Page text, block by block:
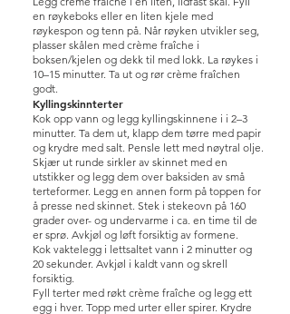
en røykeboks eller en liten kjele med
røykespon og tenn på. Når røyken utvikler seg,
plasser skålen med crème fraîche i
boksen/kjelen og dekk til med lokk. La røykes i
10–15 minutter. Ta ut og rør crème fraîchen
godt.
Kyllingskinnterter
Kok opp vann og legg kyllingskinnene i i 2–3
minutter. Ta dem ut, klapp dem tørre med papir
og krydre med salt. Pensle lett med nøytral olje.
Skjær ut runde sirkler av skinnet med en
utstikker og legg dem over baksiden av små
terteformer. Legg en annen form på toppen for
å presse ned skinnet. Stek i stekeovn på 160
grader over- og undervarme i ca. en time til de
er sprø. Avkjøl og løft forsiktig av formene.
Kok vaktelegg i lettsaltet vann i 2 minutter og
20 sekunder. Avkjøl i kaldt vann og skrell
forsiktig.
Fyll terter med røkt crème fraîche og legg ett
egg i hver. Topp med urter eller spirer. Krydre